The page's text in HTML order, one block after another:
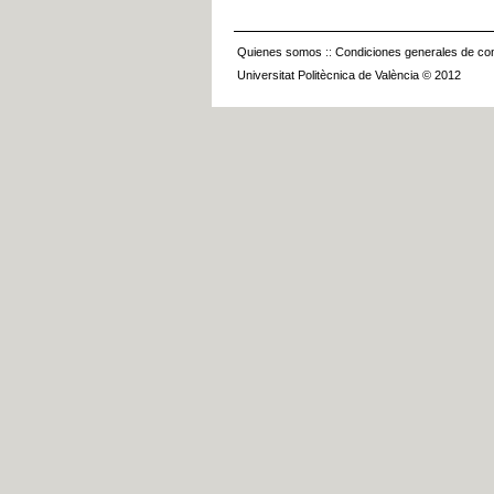
Quienes somos :: Condiciones generales de
Universitat Politècnica de València © 2012